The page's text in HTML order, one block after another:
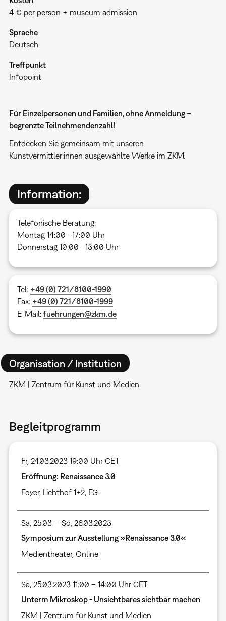
4 € per person + museum admission
Sprache
Deutsch
Treffpunkt
Infopoint
Für Einzelpersonen und Familien, ohne Anmeldung –
begrenzte Teilnehmendenzahl!
Entdecken Sie gemeinsam mit unseren
Kunstvermittler:innen ausgewählte Werke im ZKM.
Information:
Telefonische Beratung:
Montag 14:00 –17:00 Uhr
Donnerstag 10:00 –13:00 Uhr
Tel: +49 (0) 721/8100-1990
Fax: +49 (0) 721/8100-1999
E-Mail: fuehrungen@zkm.de
Organisation / Institution
ZKM | Zentrum für Kunst und Medien
Begleitprogramm
Fr, 24.03.2023 19:00 Uhr CET
Eröffnung: Renaissance 3.0
Foyer, Lichthof 1+2, EG
Sa, 25.03. – So, 26.03.2023
Symposium zur Ausstellung »Renaissance 3.0«
Medientheater, Online
Sa, 25.03.2023 11:00 – 14:00 Uhr CET
Unterm Mikroskop - Unsichtbares sichtbar machen
ZKM | Zentrum für Kunst und Medien